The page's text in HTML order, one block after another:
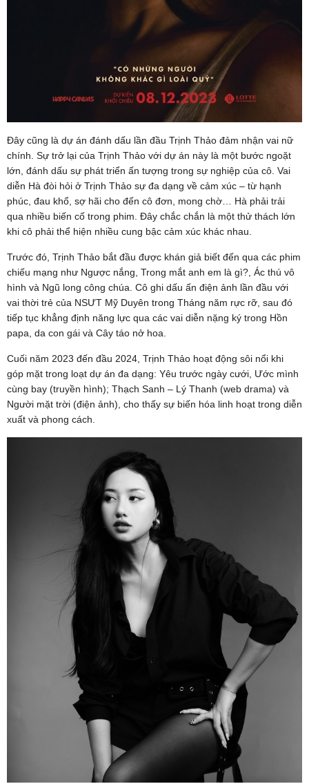
Đây cũng là dự án đánh dấu lần đầu Trịnh Thảo đảm nhận vai nữ
chính. Sự trở lại của Trịnh Thảo với dự án này là một bước ngoặt
lớn, đánh dấu sự phát triển ấn tượng trong sự nghiệp của cô. Vai
diễn Hà đòi hỏi ở Trịnh Thảo sự đa dạng về cảm xúc – từ hạnh
phúc, đau khổ, sợ hãi cho đến cô đơn, mong chờ… Hà phải trải
qua nhiều biến cố trong phim. Đây chắc chắn là một thử thách lớn
khi cô phải thể hiện nhiều cung bậc cảm xúc khác nhau.
Trước đó, Trịnh Thảo bắt đầu được khán giả biết đến qua các phim
chiếu mạng như Ngược nắng, Trong mắt anh em là gì?, Ác thú vô
hình và Ngũ long công chúa. Cô ghi dấu ấn điện ảnh lần đầu với
vai thời trẻ của NSƯT Mỹ Duyên trong Tháng năm rực rỡ, sau đó
tiếp tục khẳng định năng lực qua các vai diễn nặng ký trong Hồn
papa, da con gái và Cây táo nở hoa.
Cuối năm 2023 đến đầu 2024, Trịnh Thảo hoạt động sôi nổi khi
góp mặt trong loạt dự án đa dạng: Yêu trước ngày cưới, Ước mình
cùng bay (truyền hình); Thạch Sanh – Lý Thanh (web drama) và
Người mặt trời (điện ảnh), cho thấy sự biến hóa linh hoạt trong diễn
xuất và phong cách.